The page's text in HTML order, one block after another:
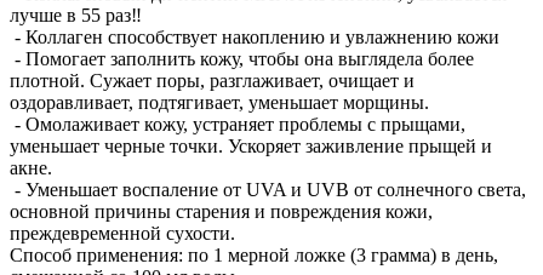
лучше в 55 раз‼ ️
- Коллаген способствует накоплению и увлажнению кожи
- Помогает заполнить кожу, чтобы она выглядела более
плотной. Сужает поры, разглаживает, очищает и
оздоравливает, подтягивает, уменьшает морщины.
- Омолаживает кожу, устраняет проблемы с прыщами,
уменьшает черные точки. Ускоряет заживление прыщей и
акне.
- Уменьшает воспаление от UVA и UVB от солнечного света,
основной причины старения и повреждения кожи,
преждевременной сухости.
Способ применения: по 1 мерной ложке (3 грамма) в день,